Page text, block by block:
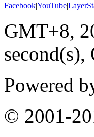
Facebook|YouTube|
GMT+8,
second(s),
Powered
© 2001-